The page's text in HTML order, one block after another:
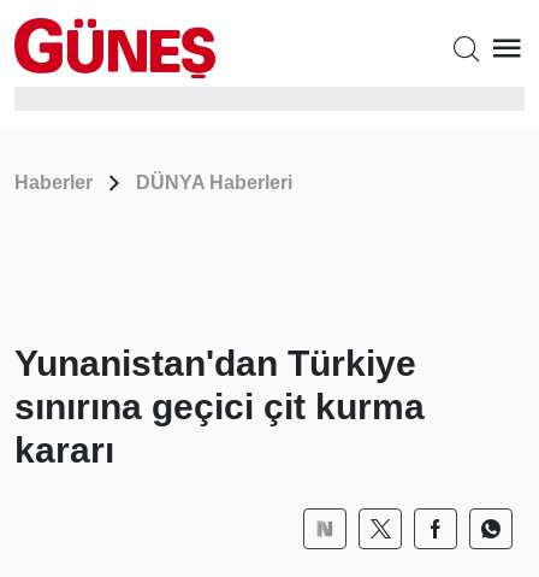
Haberler DÜNYA Haberleri
Yunanistan'dan Türkiye
sınırına geçici çit kurma
kararı